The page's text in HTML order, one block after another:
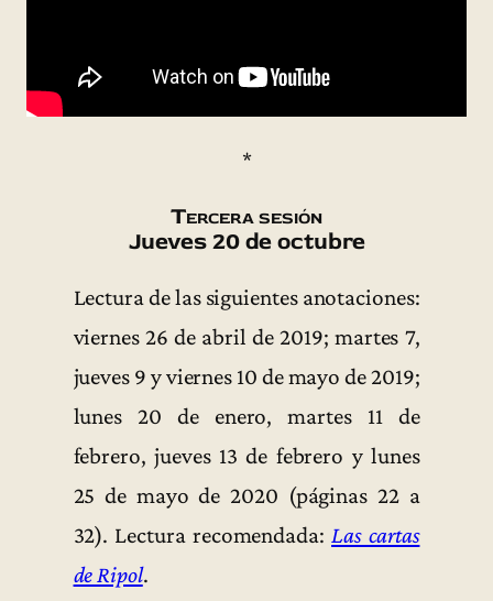
*
Tercera sesión
Jueves 20 de octubre
Lectura de las siguientes anotaciones:
viernes 26 de abril de 2019; martes 7,
jueves 9 y viernes 10 de mayo de 2019;
lunes 20 de enero, martes 11 de
febrero, jueves 13 de febrero y lunes
25 de mayo de 2020 (páginas 22 a
32). Lectura recomendada:Las cartas
de Ripol.